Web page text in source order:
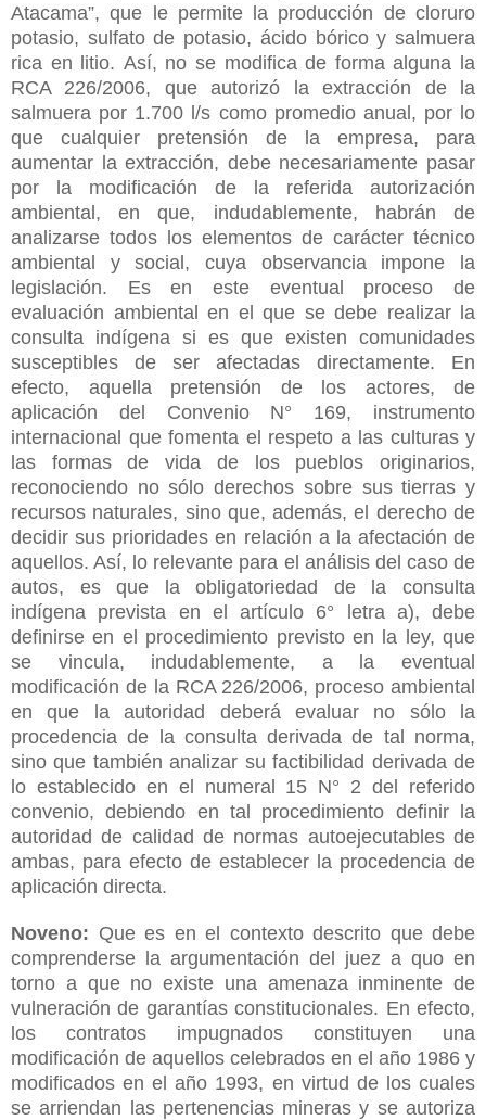
Atacama”, que le permite la producción de cloruro
potasio, sulfato de potasio, ácido bórico y salmuera
rica en litio. Así, no se modifica de forma alguna la
RCA 226/2006, que autorizó la extracción de la
salmuera por 1.700 l/s como promedio anual, por lo
que cualquier pretensión de la empresa, para
aumentar la extracción, debe necesariamente pasar
por la modificación de la referida autorización
ambiental, en que, indudablemente, habrán de
analizarse todos los elementos de carácter técnico
ambiental y social, cuya observancia impone la
legislación. Es en este eventual proceso de
evaluación ambiental en el que se debe realizar la
consulta indígena si es que existen comunidades
susceptibles de ser afectadas directamente. En
efecto, aquella pretensión de los actores, de
aplicación del Convenio N° 169, instrumento
internacional que fomenta el respeto a las culturas y
las formas de vida de los pueblos originarios,
reconociendo no sólo derechos sobre sus tierras y
recursos naturales, sino que, además, el derecho de
decidir sus prioridades en relación a la afectación de
aquellos. Así, lo relevante para el análisis del caso de
autos, es que la obligatoriedad de la consulta
indígena prevista en el artículo 6° letra a), debe
definirse en el procedimiento previsto en la ley, que
se vincula, indudablemente, a la eventual
modificación de la RCA 226/2006, proceso ambiental
en que la autoridad deberá evaluar no sólo la
procedencia de la consulta derivada de tal norma,
sino que también analizar su factibilidad derivada de
lo establecido en el numeral 15 N° 2 del referido
convenio, debiendo en tal procedimiento definir la
autoridad de calidad de normas autoejecutables de
ambas, para efecto de establecer la procedencia de
aplicación directa.
Noveno: Que es en el contexto descrito que debe
comprenderse la argumentación del juez a quo en
torno a que no existe una amenaza inminente de
vulneración de garantías constitucionales. En efecto,
los contratos impugnados constituyen una
modificación de aquellos celebrados en el año 1986 y
modificados en el año 1993, en virtud de los cuales
se arriendan las pertenencias mineras y se autoriza